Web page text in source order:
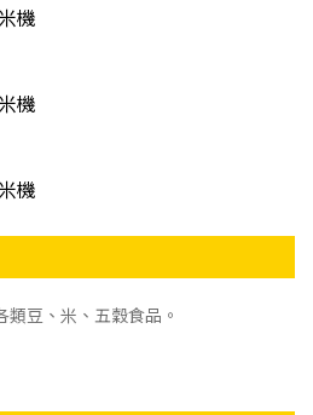
機
機
機
豆、米、五穀食品。